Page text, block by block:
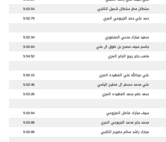
سلطان مطر سلطان شميل الكتبي
5:52:54
حمد علي حمد الجربوعي المري 5:52:79
سعيد مبارك مدعي المنصوري
5:52:34
جاسم سيف مصبح بن طوق ال علي
5:52:64
متعب جابر ربيع الجابر المري 5:54:52
علي عبدالله علي الفهيده المري
5:50:15
علي محمد مسفر ال فطيح اليامي
5:52:46
سعد عامر سعد الفهيده المري 5:53:26
سيف مبارك فاضل المزروعي
5:52:54
محمد جابر محمد الجربوعي المري
5:53:88
مبارك راشد سالم حضيرم الكتبي 5:53:99